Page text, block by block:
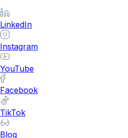
LinkedIn
Instagram
YouTube
Facebook
TikTok
Blog